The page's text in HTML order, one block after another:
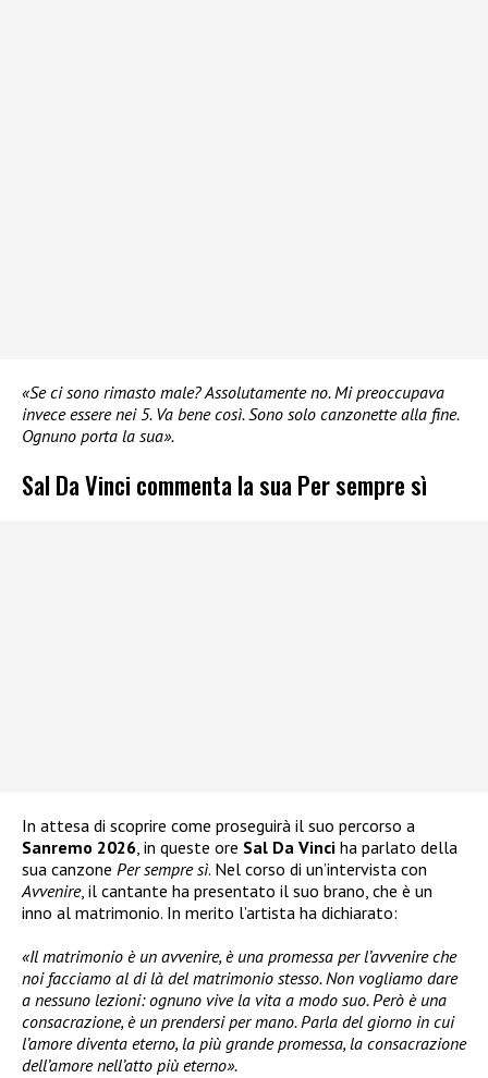
«Se ci sono rimasto male? Assolutamente no. Mi preoccupava
invece essere nei 5. Va bene così. Sono solo canzonette alla fine.
Ognuno porta la sua».
Sal Da Vinci commenta la sua Per sempre sì
In attesa di scoprire come proseguirà il suo percorso a
Sanremo 2026, in queste ore Sal Da Vinci ha parlato della
sua canzone Per sempre sì. Nel corso di un’intervista con
Avvenire, il cantante ha presentato il suo brano, che è un
inno al matrimonio. In merito l’artista ha dichiarato:
«Il matrimonio è un avvenire, è una promessa per l’avvenire che
noi facciamo al di là del matrimonio stesso. Non vogliamo dare
a nessuno lezioni: ognuno vive la vita a modo suo. Però è una
consacrazione, è un prendersi per mano. Parla del giorno in cui
l’amore diventa eterno, la più grande promessa, la consacrazione
dell’amore nell’atto più eterno».